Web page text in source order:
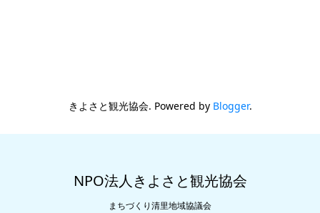
きよさと観光協会. Powered by Blogger.
NPO法人きよさと観光協会
まちづくり清里地域協議会